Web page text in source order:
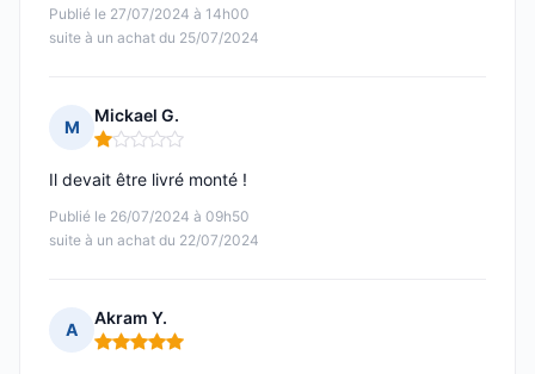
Publié le 27/07/2024 à 14h00
suite à un achat du 25/07/2024
M
Mickael G.
Note : 1 sur 5
Publié le 26/07/2024 à 09h50
suite à un achat du 22/07/2024
Il devait être livré monté !
A
Akram Y.
Note : 5 sur 5